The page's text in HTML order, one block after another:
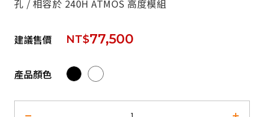
孔 / 相容於 240H ATMOS 高度模組
建議售價 NT$77,500
產品顏色